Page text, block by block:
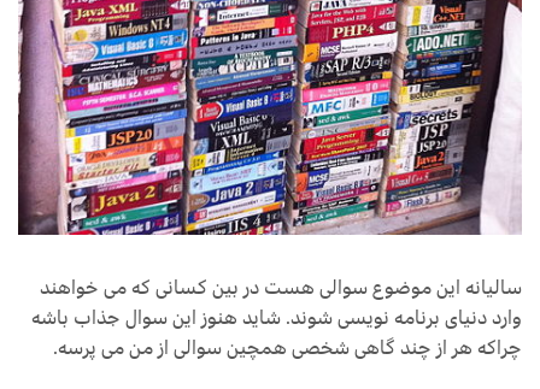
سالیانه این موضوع سوالی هست در بین کسانی که می خواهند
وارد دنیای برنامه نویسی شوند. شاید هنوز این سوال جذاب باشه
چراکه هر از چند گاهی شخصی همچین سوالی از من می پرسه.